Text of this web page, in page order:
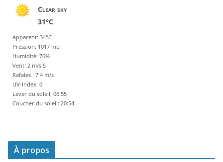
Clear sky
31°C
Apparent: 34°C
Pression: 1017 mb
Humidité: 76%
Vent: 2 m/s S
Rafales : 7.4 m/s
UV-Index: 0
Lever du soleil: 06:55
Coucher du soleil: 20:54
À propos